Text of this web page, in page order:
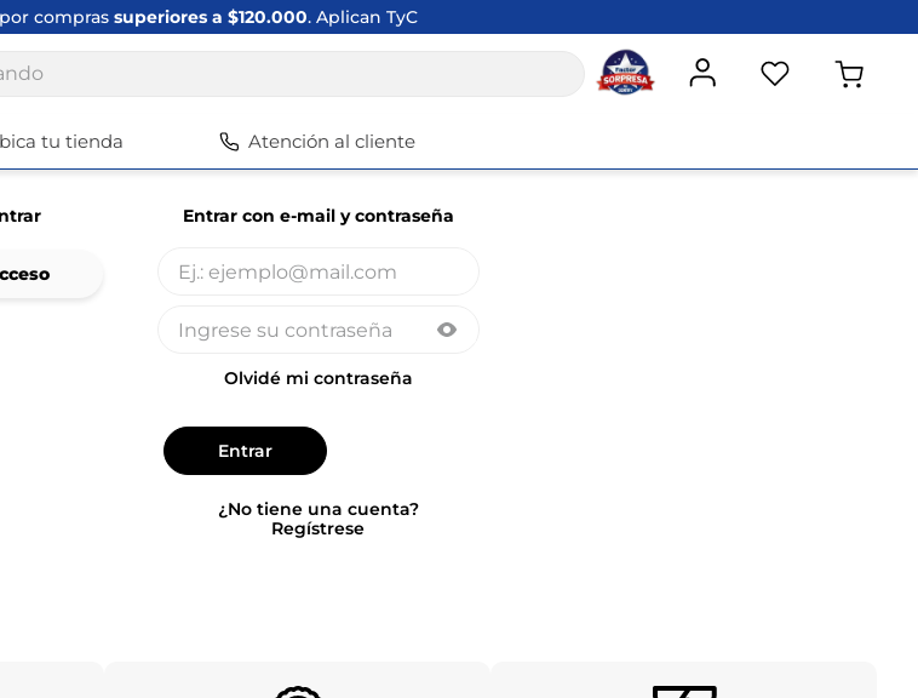
Bogotáen productos seleccionados. Aplican TyC.
tu tienda Atención al cliente
Entrar con e-mail y contraseña
Olvidé mi contraseña
Entrar
¿No tiene una cuenta?
Regístrese
buscados